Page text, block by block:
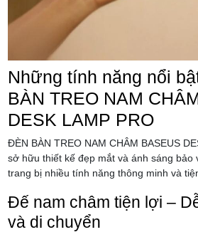
Những tính năng nổi
BÀN TREO NAM
DESK LAMP PRO
ĐÈN BÀN TREO NAM CHÂM BASEUS
sở hữu thiết kế đẹp mắt và ánh sáng bảo
trang bị nhiều tính năng thông minh và
Đế nam châm tiện lợi –
và di chuyển